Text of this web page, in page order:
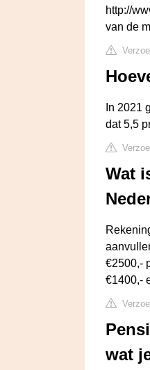
http://
van de
In 2021
dat 5,5
Wat
€2500,-
€1400,-
wat